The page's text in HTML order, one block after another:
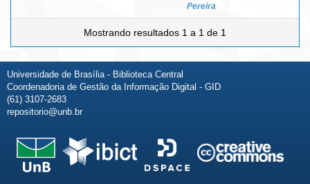
Pereira
Mostrando resultados 1 a 1 de 1
Universidade de Brasília - Biblioteca Central
Coordenadoria de Gestão da Informação Digital - GID
(61) 3107-2683
repositorio@unb.br